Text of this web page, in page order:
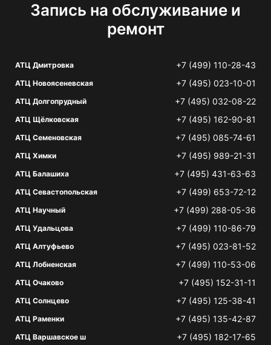
Запись на обслуживание и
ремонт
АТЦ Дмитровка +7 (499) 110-28-43
АТЦ Новоясеневская +7 (495) 023-10-01
АТЦ Долгопрудный +7 (495) 032-08-22
АТЦ Щёлковская +7 (495) 162-90-81
АТЦ Семеновская +7 (495) 085-74-61
АТЦ Химки +7 (495) 989-21-31
АТЦ Балашиха +7 (495) 431-63-63
АТЦ Севастопольская +7 (499) 653-72-12
АТЦ Научный +7 (499) 288-05-36
АТЦ Удальцова +7 (499) 110-86-79
АТЦ Алтуфьево +7 (495) 023-81-52
АТЦ Лобненская +7 (499) 110-53-06
АТЦ Очаково +7 (495) 152-31-11
АТЦ Солнцево +7 (495) 125-38-41
АТЦ Раменки +7 (495) 135-42-87
АТЦ Варшавское ш +7 (495) 182-17-65